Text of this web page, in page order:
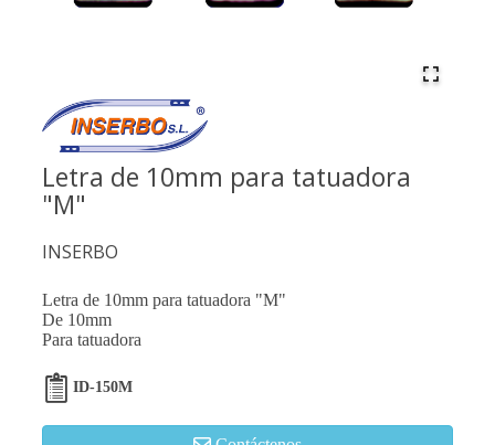
Letra de 10mm para tatuadora
"M"
INSERBO
Letra de 10mm para tatuadora "M"
De 10mm
Para tatuadora
ID-150M